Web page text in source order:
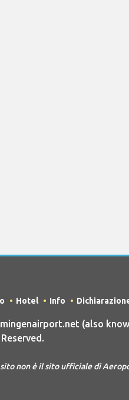
Hotel Info
(also
sito non è il sito ufficiale di